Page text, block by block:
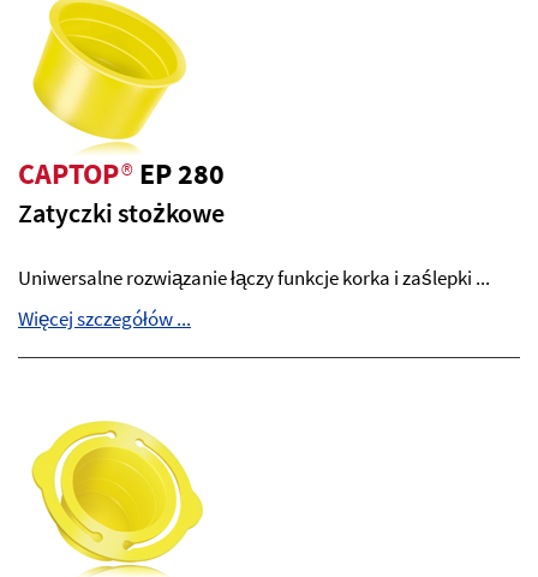
CAPTOP®EP 280
Zatyczki stożkowe
Uniwersalne rozwiązanie łączy funkcje korka i zaślepki ...
Więcej szczegółów ...